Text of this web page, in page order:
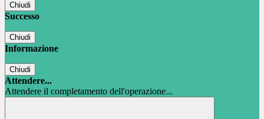
Chiudi
Successo
Chiudi
Informazione
Chiudi
Attendere...
Attendere il completamento dell'operazione...